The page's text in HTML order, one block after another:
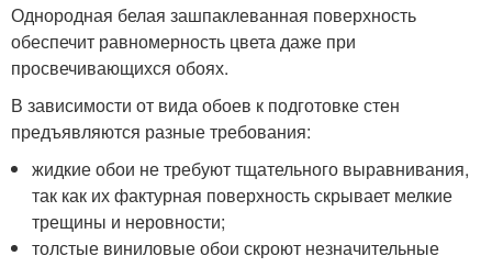
Однородная белая зашпаклеванная поверхность
обеспечит равномерность цвета даже при
просвечивающихся обоях.
В зависимости от вида обоев к подготовке стен
предъявляются разные требования:
жидкие обои не требуют тщательного выравнивания,
так как их фактурная поверхность скрывает мелкие
трещины и неровности;
толстые виниловые обои скроют незначительные